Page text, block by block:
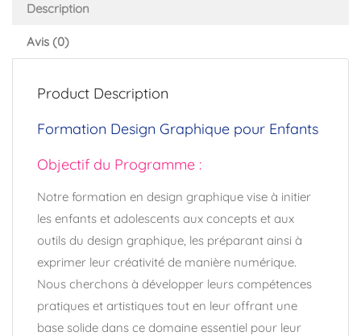
Description
Avis (0)
Product Description
Formation Design Graphique pour Enfants
Objectif du Programme :
Notre formation en design graphique vise à initier
les enfants et adolescents aux concepts et aux
outils du design graphique, les préparant ainsi à
exprimer leur créativité de manière numérique.
Nous cherchons à développer leurs compétences
pratiques et artistiques tout en leur offrant une
base solide dans ce domaine essentiel pour leur